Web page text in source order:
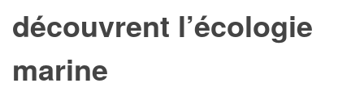
découvrent l’écologie
marine